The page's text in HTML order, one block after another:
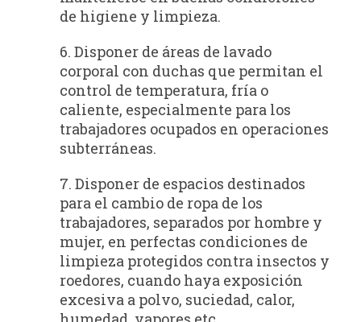
de higiene y limpieza.
6. Disponer de áreas de lavado
corporal con duchas que permitan el
control de temperatura, fría o
caliente, especialmente para los
trabajadores ocupados en operaciones
subterráneas.
7. Disponer de espacios destinados
para el cambio de ropa de los
trabajadores, separados por hombre y
mujer, en perfectas condiciones de
limpieza protegidos contra insectos y
roedores, cuando haya exposición
excesiva a polvo, suciedad, calor,